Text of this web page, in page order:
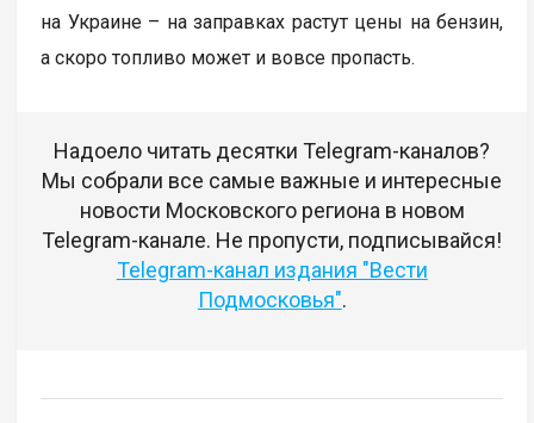
на Украине – на заправках растут цены на бензин,
а скоро топливо может и вовсе пропасть.
Надоело читать десятки Telegram-каналов?
Мы собрали все самые важные и интересные
новости Московского региона в новом
Telegram-канале. Не пропусти, подписывайся!
Telegram-канал издания "Вести
Подмосковья".